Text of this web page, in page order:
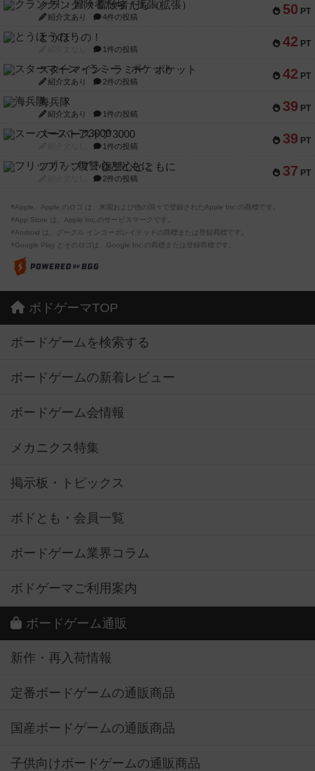
50 PT
クランク! ：冒険者たち（拡張）
紹介文あり 4件の投稿
42 PT
とうほうの！
1件の投稿
42 PT
スターマイン・ラミー ポケット
紹介文あり 2件の投稿
39 PT
海兵隊
紹介文あり 1件の投稿
39 PT
スーパーストア3000
1件の投稿
37 PT
フリップ７：復讐心とともに
2件の投稿
※Apple、Apple のロゴ は、米国および他の国々で登録されたApple Inc.の商標です。
※App Store は、Apple Inc.のサービスマークです。
※Android は、グーグル インコーポレイテッドの商標または登録商標です。
※Google Play とそのロゴは、Google Inc.の商標または登録商標です。
ボドゲーマTOP
ボードゲームを検索する
ボードゲームの新着レビュー
ボードゲーム会情報
メカニクス特集
掲示板・トピックス
ボドとも・会員一覧
ボードゲーム業界コラム
ボドゲーマご利用案内
ボードゲーム通販
新作・再入荷情報
定番ボードゲームの通販商品
国産ボードゲームの通販商品
子供向けボードゲームの通販商品